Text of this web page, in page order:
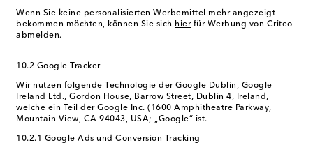
Wenn Sie keine personalisierten Werbemittel mehr angezeigt
bekommen möchten, können Sie sich hierfür Werbung von Criteo
abmelden.
10.2 Google Tracker
Wir nutzen folgende Technologie der Google Dublin, Google
Ireland Ltd., Gordon House, Barrow Street, Dublin 4, Ireland,
welche ein Teil der Google Inc. (1600 Amphitheatre Parkway,
Mountain View, CA 94043, USA; „Google“ ist.
10.2.1 Google Ads und Conversion Tracking